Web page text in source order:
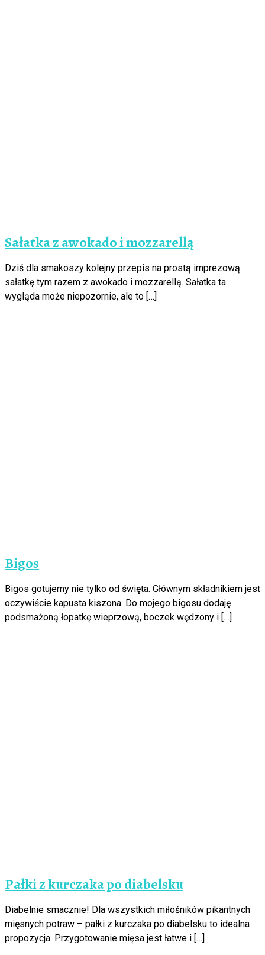
Sałatka z awokado i mozzarellą
Dziś dla smakoszy kolejny przepis na prostą imprezową
sałatkę tym razem z awokado i mozzarellą. Sałatka ta
wygląda może niepozornie, ale to […]
Bigos
Bigos gotujemy nie tylko od święta. Głównym składnikiem jest
oczywiście kapusta kiszona. Do mojego bigosu dodaję
podsmażoną łopatkę wieprzową, boczek wędzony i […]
Pałki z kurczaka po diabelsku
Diabelnie smacznie! Dla wszystkich miłośników pikantnych
mięsnych potraw – pałki z kurczaka po diabelsku to idealna
propozycja. Przygotowanie mięsa jest łatwe i […]